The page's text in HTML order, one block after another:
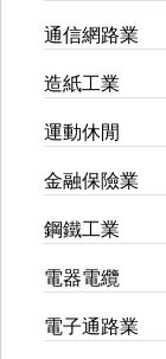
通信網路業
造紙工業
運動休閒
金融保險業
鋼鐵工業
電器電纜
電子通路業